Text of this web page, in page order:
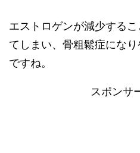
エストロゲンが減少する
てしまい、骨粗鬆症にな
ですね。
スポンサ